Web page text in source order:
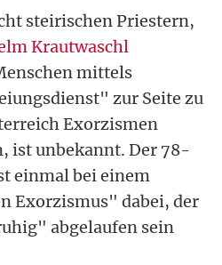
steirischen Priestern,
Krautwaschl
mittels
zur Seite zu
Exorzismen
ist unbekannt. Der 78-
einmal bei einem
Exorzismus" dabei, der
abgelaufen sein